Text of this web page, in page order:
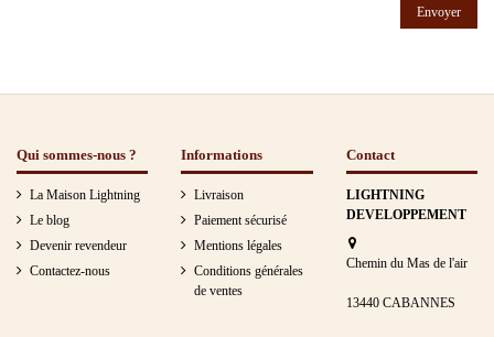
Qui sommes-nous ?
La Maison Lightning
Le blog
Devenir revendeur
Contactez-nous
Informations
Livraison
Paiement sécurisé
Mentions légales
Conditions générales
de ventes
Contact
LIGHTNING
DEVELOPPEMENT
Chemin du Mas de l'air
13440 CABANNES